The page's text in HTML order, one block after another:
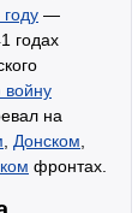
—
годах
войну
на
Донском
фронтах.